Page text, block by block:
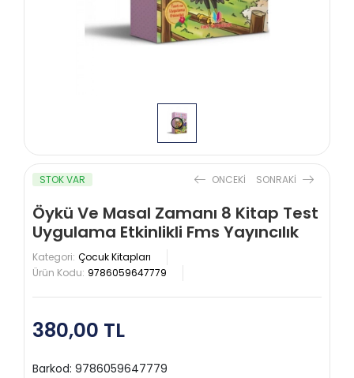
STOK VAR ONCEKI SONRAKI
Öykü Ve Masal Zamanı 8 Kitap Test
Uygulama Etkinlikli Fms Yayıncılık
Kategori: Çocuk Kitapları
Ürün Kodu: 9786059647779
380,00 TL
Barkod: 9786059647779